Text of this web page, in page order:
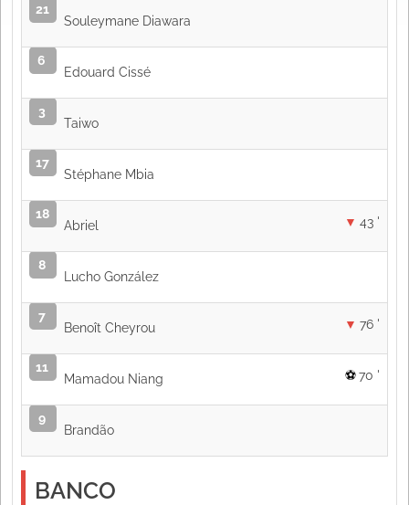
21
Souleymane Diawara
6
Edouard Cissé
3
Taiwo
17
Stéphane Mbia
18
Abriel
43 '
8
Lucho González
7
Benoît Cheyrou
76 '
11
Mamadou Niang
70 '
9
Brandão
BANCO